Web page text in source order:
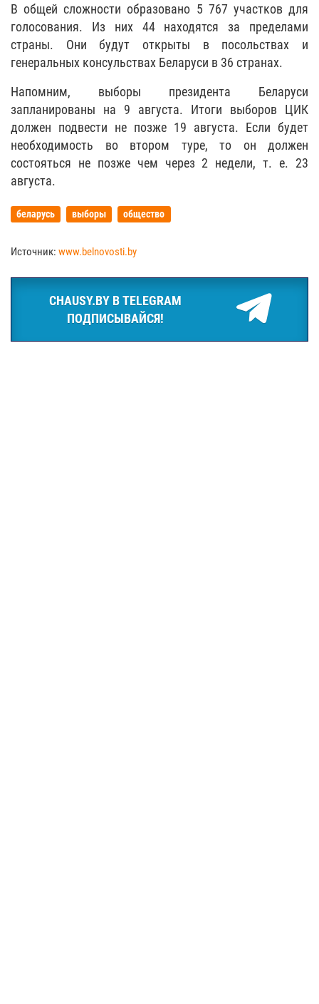
В общей сложности образовано 5 767 участков для
голосования. Из них 44 находятся за пределами
страны. Они будут открыты в посольствах и
генеральных консульствах Беларуси в 36 странах.
Напомним, выборы президента Беларуси
запланированы на 9 августа. Итоги выборов ЦИК
должен подвести не позже 19 августа. Если будет
необходимость во втором туре, то он должен
состояться не позже чем через 2 недели, т. е. 23
августа.
беларусь выборы общество
Источник: www.belnovosti.by
CHAUSY.BY В TELEGRAM
ПОДПИСЫВАЙСЯ!